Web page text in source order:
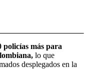
policías más para
lo que
desplegados en la